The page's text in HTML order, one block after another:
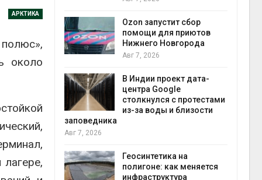
АРКТИКА
около
к
роста
ИИ
Ozon запустит сбор
помощи для приютов
Нижнего Новгорода
Авг 7, 2026
В Индии проект дата-
центра Google
столкнулся с протестами
из-за воды и близости
заповедника
Авг 7, 2026
Геосинтетика на
полигоне: как меняется
инфраструктура